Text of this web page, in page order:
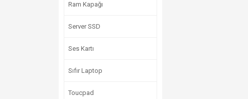
Ram Kapağı
Server SSD
Ses Kartı
Sıfır Laptop
Toucpad